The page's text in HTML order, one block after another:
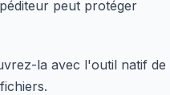
peut protéger
la avec l'outil natif de